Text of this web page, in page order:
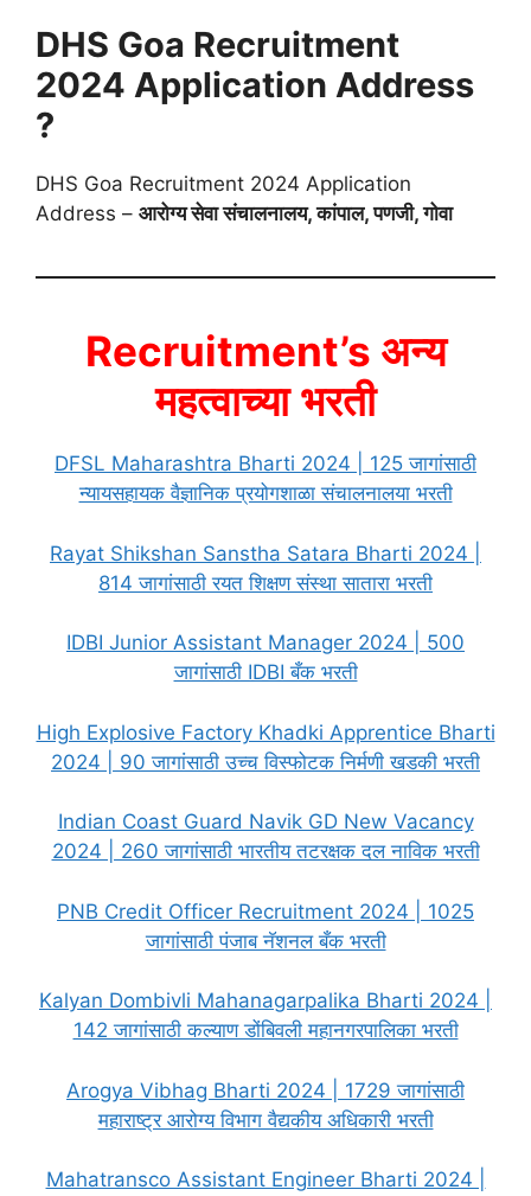
DHS Goa Recruitment
2024 Application Address
?
DHS Goa Recruitment 2024 Application
Address – आरोग्य सेवा संचालनालय, कांपाल, पणजी, गोवा
Recruitment’s अन्य
महत्वाच्या भरती
DFSL Maharashtra Bharti 2024 | 125 जागांसाठी
न्यायसहायक वैज्ञानिक प्रयोगशाळा संचालनालया भरती
Rayat Shikshan Sanstha Satara Bharti 2024 |
814 जागांसाठी रयत शिक्षण संस्था सातारा भरती
IDBI Junior Assistant Manager 2024 | 500
जागांसाठी IDBI बँक भरती
High Explosive Factory Khadki Apprentice Bharti
2024 | 90 जागांसाठी उच्च विस्फोटक निर्मणी खडकी भरती
Indian Coast Guard Navik GD New Vacancy
2024 | 260 जागांसाठी भारतीय तटरक्षक दल नाविक भरती
PNB Credit Officer Recruitment 2024 | 1025
जागांसाठी पंजाब नॅशनल बँक भरती
Kalyan Dombivli Mahanagarpalika Bharti 2024 |
142 जागांसाठी कल्याण डोंबिवली महानगरपालिका भरती
Arogya Vibhag Bharti 2024 | 1729 जागांसाठी
महाराष्ट्र आरोग्य विभाग वैद्यकीय अधिकारी भरती
Mahatransco Assistant Engineer Bharti 2024 |